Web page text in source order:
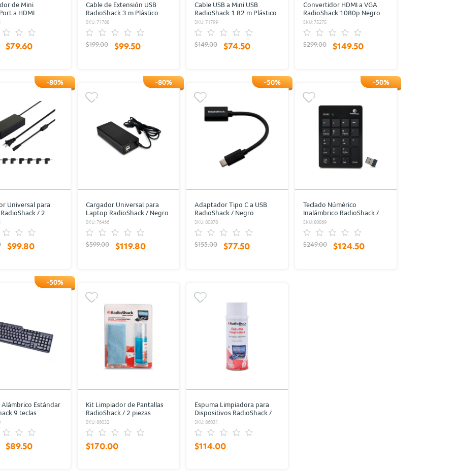
de Mini
a HDMI
Blanco
$79.60
Cable de Extensión USB
RadioShack 3 m Plástico
Negro
SKU: 71788
$199.00 $99.50
Cable USB a Mini USB
RadioShack 1.82 m Plástico
Negro
SKU: 71799
$149.00 $74.50
Convertidor HDMI a VGA
RadioShack 1080p Negro
SKU: 75275
$299.00 $149.50
-80%
Universal para
/ 2
/ 60 W / Negro
$99.80
-80%
Cargador Universal para
Laptop RadioShack / Negro
/ 90 W / 2 USB
SKU: 76466
$599.00 $119.80
-50%
Adaptador Tipo C a USB
RadioShack / Negro
SKU: 80878
$155.00 $77.50
-50%
Teclado Númérico
Inalámbrico RadioShack /
USB / 19 Teclas / Negro
SKU: 80869
$249.00 $124.50
-50%
Alámbrico Estándar
9 teclas
Negro
$89.50
Kit Limpiador de Pantallas
RadioShack / 2 piezas
SKU: 86032
$170.00
Espuma Limpiadora para
Dispositivos RadioShack /
360 gr
SKU: 86031
$114.00